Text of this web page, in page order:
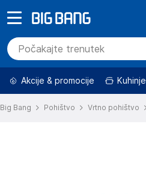
Akcije & promocije Kuhinje
Big Bang Pohištvo Vrtno pohištvo